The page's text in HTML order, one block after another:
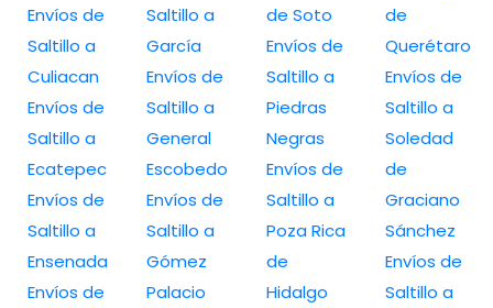
Envíos de
Saltillo a
Culiacan
Envíos de
Saltillo a
Ecatepec
Envíos de
Saltillo a
Ensenada
Envíos de
Saltillo a
García
Envíos de
Saltillo a
General
Escobedo
Envíos de
Saltillo a
Gómez
Palacio
de Soto
Envíos de
Saltillo a
Piedras
Negras
Envíos de
Saltillo a
Poza Rica
de
Hidalgo
de
Querétaro
Envíos de
Saltillo a
Soledad
de
Graciano
Sánchez
Envíos de
Saltillo a